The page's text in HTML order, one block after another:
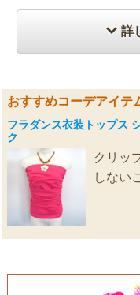
詳
おすすめコーデアイテ
フラダンス衣装トップス
ク
クリッ
しない